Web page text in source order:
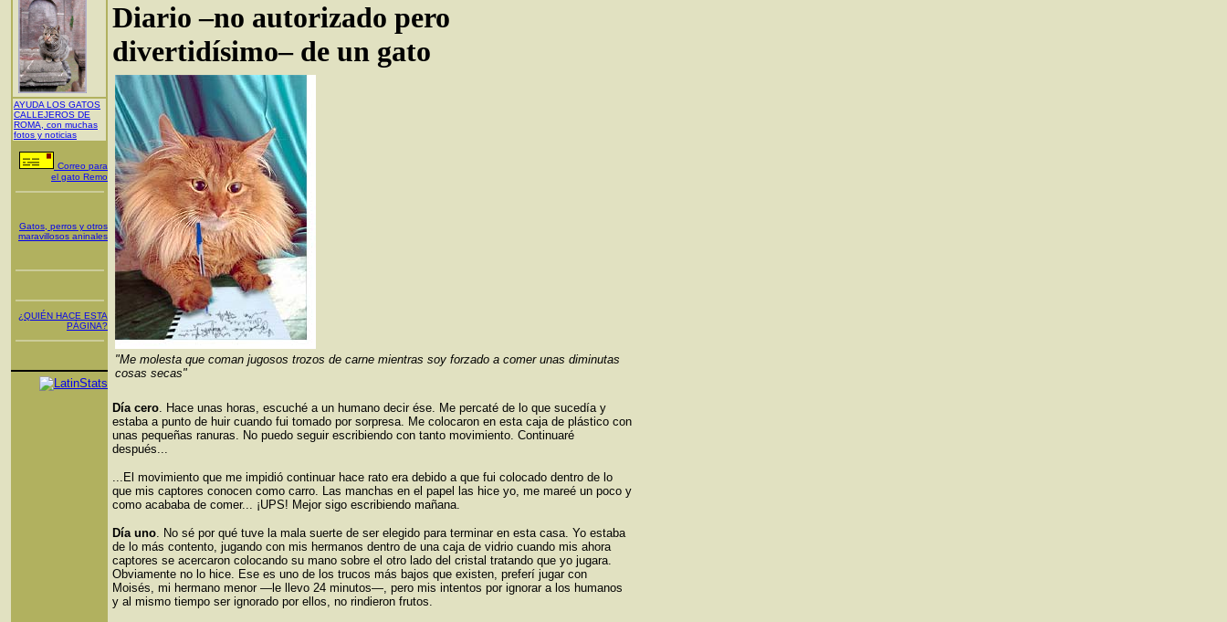
AYUDA LOS GATOS
CALLEJEROS DE
ROMA, con muchas
fotos y noticias
Correo para
el gato Remo
Gatos, perros y otros
maravillosos aninales
¿QUIÉN HACE ESTA
PÁGINA?
Diario –no autorizado pero
divertidísimo– de un gato
"Me molesta que coman jugosos trozos de carne mientras soy forzado a comer unas diminutas
cosas secas"
Día cero. Hace unas horas, escuché a un humano decir ése. Me percaté de lo que sucedía y
estaba a punto de huir cuando fui tomado por sorpresa. Me colocaron en esta caja de plástico con
unas pequeñas ranuras. No puedo seguir escribiendo con tanto movimiento. Continuaré
después...
...El movimiento que me impidió continuar hace rato era debido a que fui colocado dentro de lo
que mis captores conocen como carro. Las manchas en el papel las hice yo, me mareé un poco y
como acababa de comer... ¡UPS! Mejor sigo escribiendo mañana.
Día uno. No sé por qué tuve la mala suerte de ser elegido para terminar en esta casa. Yo estaba
de lo más contento, jugando con mis hermanos dentro de una caja de vidrio cuando mis ahora
captores se acercaron colocando su mano sobre el otro lado del cristal tratando que yo jugara.
Obviamente no lo hice. Ese es uno de los trucos más bajos que existen, preferí jugar con
Moisés, mi hermano menor —le llevo 24 minutos—, pero mis intentos por ignorar a los humanos
y al mismo tiempo ser ignorado por ellos, no rindieron frutos.